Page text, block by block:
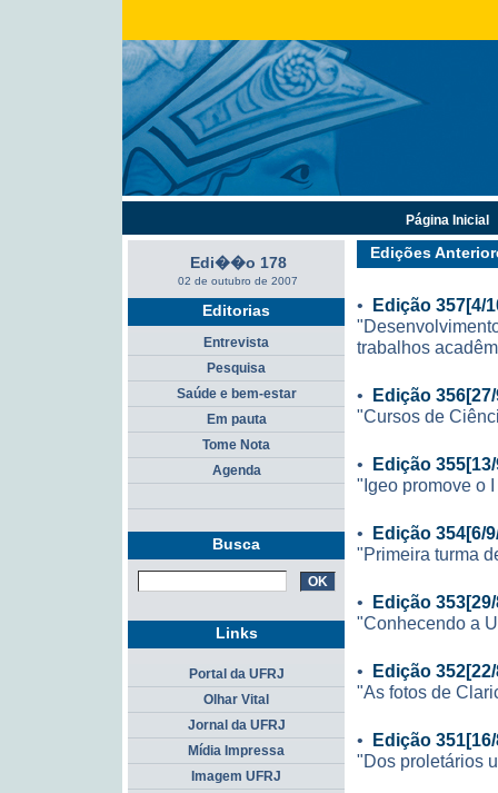
Edições
• Edição 357[4/
trabalhos
• Edição
"Cursos de
• Edição
"Igeo promove o
• Edição 354[6/
"Primeira turma
• Edição
"Conhecendo a
• Edição
"As fotos de
• Edição
"Dos proletários
Edi��o 178
02 de outubro de 2007
Editorias
Entrevista
Pesquisa
Saúde e bem-estar
Em pauta
Tome Nota
Agenda
Busca
Página Inicial
Links
Portal da UFRJ
Olhar Vital
Jornal da UFRJ
Mídia Impressa
Imagem UFRJ